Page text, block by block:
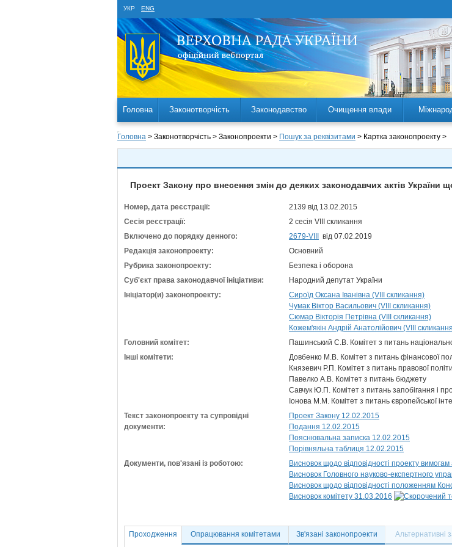
УКР ENG
Головна Законотворчість Законодавство Очищення влади
Головна > Законотворчість > Законопроекти > Пошук за реквізитами > Картка законопроекту >
Проект Закону про внесення змін до деяких законодавчих актів
Номер, дата реєстрації:
2139 від 13.02.2015
Сесія реєстрації:
2 сесія VIII скликання
Включено до порядку денного:
2679-VIII
від 07.02.2019
Редакція законопроекту:
Основний
Рубрика законопроекту:
Безпека і оборона
Суб'єкт права законодавчої ініціативи:
Народний депутат України
Ініціатор(и) законопроекту:
Сироїд Оксана Іванівна (VIII скликання)
Чумак Віктор Васильович (VIII скликання)
Сюмар Вікторія Петрівна (VIII скликання)
Кожем'якін Андрій Анатолійович (VIII
Головний комітет:
Пашинський С.В. Комітет з питань
Інші комітети:
Довбенко М.В. Комітет з питань фінансової
Князевич Р.П. Комітет з питань правової
Павелко А.В. Комітет з питань бюджету
Савчук Ю.П. Комітет з питань запобігання і
Іонова М.М. Комітет з питань європейської
Текст законопроекту та супровідні
документи:
Проект Закону 12.02.2015
Подання 12.02.2015
Пояснювальна записка 12.02.2015
Порівняльна таблиця 12.02.2015
Документи, пов'язані із роботою:
Висновок щодо відповідності проекту
Висновок Головного науково-експертного
Висновок щодо відповідності положенням
Висновок комітету 31.03.2016
Проходження Опрацювання комітетами Зв'язані законопроекти Альтернативні